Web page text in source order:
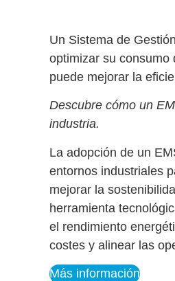
Un Sistema de
optimizar su consumo
puede mejorar la
Descubre cómo un
industria.
La adopción de un
entornos industriales
mejorar la
herramienta
el rendimiento
costes y alinear las
Más información